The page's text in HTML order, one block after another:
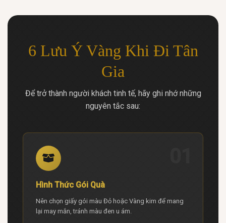
6 Lưu Ý Vàng Khi Đi Tân
Gia
Để trở thành người khách tinh tế, hãy ghi nhớ những
nguyên tắc sau:
Hình Thức Gói Quà
Nên chọn giấy gói màu Đỏ hoặc Vàng kim để mang
lại may mắn, tránh màu đen u ám.